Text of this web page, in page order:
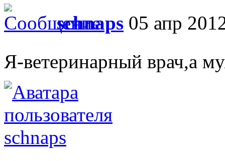
schnaps 05 апр
Я-ветеринарный врач,а
schnaps